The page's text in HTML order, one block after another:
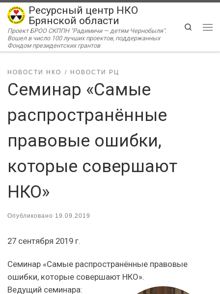
Перейти к содержимому
Ресурсный центр НКО
Брянской области
Проект БРОО СКППН "Радимичи — детям Чернобыля".
Вошел в число 100 лучших проектов, поддержанных
Фондом президентских грантов
Search
НОВОСТИ НКО НОВОСТИ РЦ
Семинар «Самые
распространённые
правовые ошибки,
которые совершают
НКО»
Опубликовано 19.09.2019
27 сентября 2019 г.
Семинар «Самые распространённые правовые
ошибки, которые совершают НКО».
Ведущий семинара: